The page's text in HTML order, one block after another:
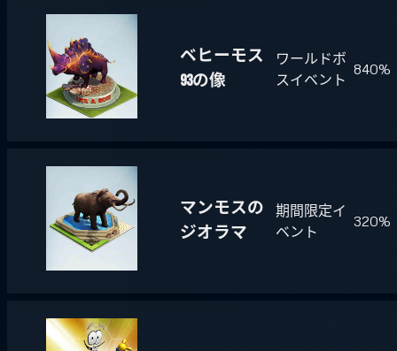
ベヒーモス
93の像
ワールドボ
スイベント
840%
マンモスの
ジオラマ
期間限定イ
ベント
320%